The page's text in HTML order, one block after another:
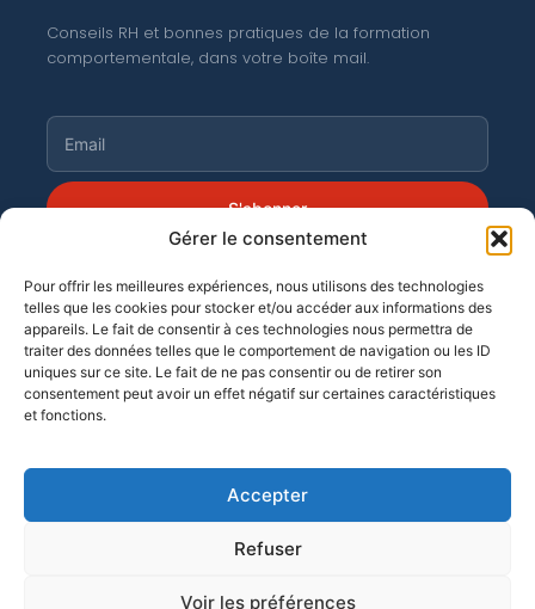
Gérer le consentement
Pour offrir les meilleures expériences, nous utilisons des technologies
telles que les cookies pour stocker et/ou accéder aux informations des
appareils. Le fait de consentir à ces technologies nous permettra de
traiter des données telles que le comportement de navigation ou les ID
uniques sur ce site. Le fait de ne pas consentir ou de retirer son
consentement peut avoir un effet négatif sur certaines caractéristiques
et fonctions.
Accepter
Refuser
Voir les préférences
Conseils RH et bonnes pratiques de la formation
comportementale, dans votre boîte mail.
S'abonner
©Moortgat 2026· OF n° 11 94 04 256 94